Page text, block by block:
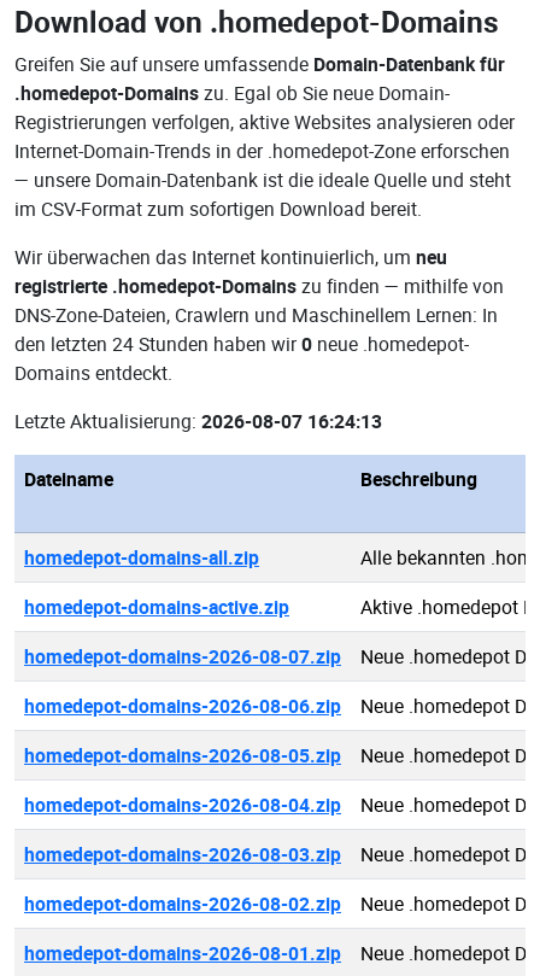
Download von .homedepot-Domains
Greifen Sie auf unsere umfassende Domain-Datenbank für
.homedepot-Domainszu. Egal ob Sie neue Domain-
Registrierungen verfolgen, aktive Websites analysieren oder
Internet-Domain-Trends in der .homedepot-Zone erforschen
— unsere Domain-Datenbank ist die ideale Quelle und steht
im CSV-Format zum sofortigen Download bereit.
Wir überwachen das Internet kontinuierlich, um neu
registrierte .homedepot-Domainszu finden — mithilfe von
DNS-Zone-Dateien, Crawlern und Maschinellem Lernen: In
den letzten 24 Stunden haben wir0 neue .homedepot-
Domains entdeckt.
Letzte Aktualisierung: 2026-08-07 16:24:13
Dateiname Beschreibung
homedepot-domains-all.zip
Alle bekannten
homedepot-domains-active.zip
Aktive .homedepot
homedepot-domains-2026-08-07.zip
Neue .homedepot
homedepot-domains-2026-08-06.zip
Neue .homedepot
homedepot-domains-2026-08-05.zip
Neue .homedepot
homedepot-domains-2026-08-04.zip
Neue .homedepot
homedepot-domains-2026-08-03.zip
Neue .homedepot
homedepot-domains-2026-08-02.zip
Neue .homedepot
homedepot-domains-2026-08-01.zip
Neue .homedepot